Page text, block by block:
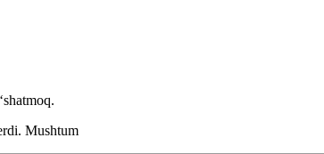
Mushtum